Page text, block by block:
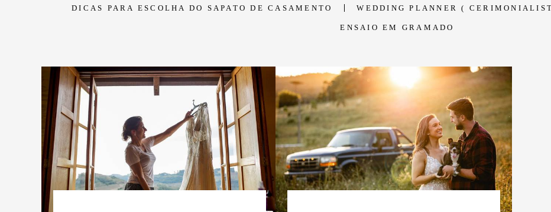
DICAS PARA ESCOLHA DO SAPATO DE CASAMENTO WEDDING PLANNER (
ENSAIO EM GRAMADO